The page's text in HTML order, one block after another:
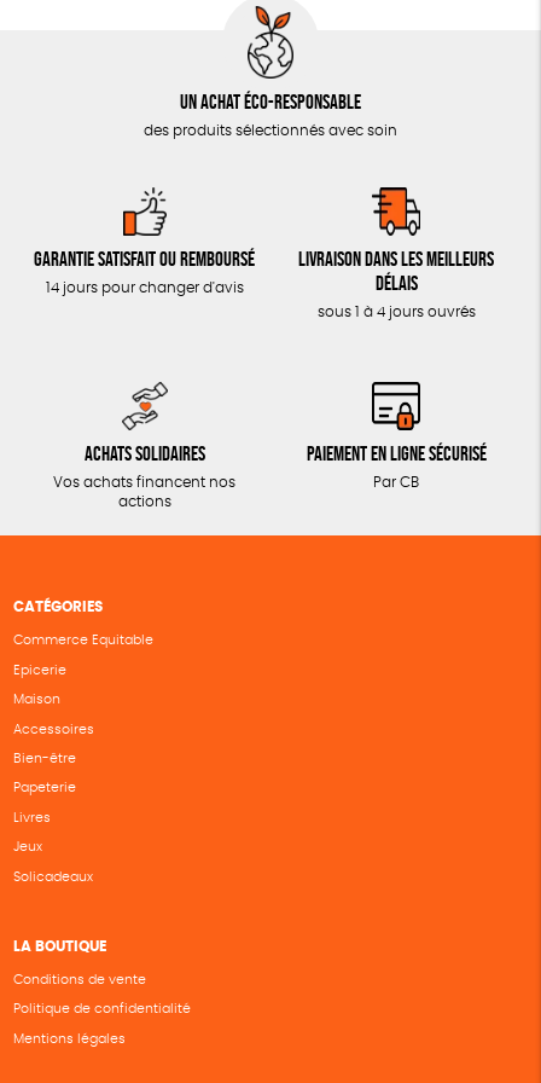
Un achat éco-responsable
des produits sélectionnés avec soin
Garantie satisfait ou remboursé
14 jours pour changer d'avis
Livraison dans les meilleurs
délais
sous 1 à 4 jours ouvrés
Achats solidaires
Vos achats financent nos
actions
Paiement en ligne sécurisé
Par CB
CATÉGORIES
Commerce Equitable
Epicerie
Maison
Accessoires
Bien-être
Papeterie
Livres
Jeux
Solicadeaux
LA BOUTIQUE
Conditions de vente
Politique de confidentialité
Mentions légales